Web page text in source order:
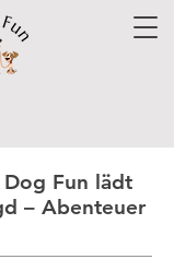
Dog Fun lädt
– Abenteuer